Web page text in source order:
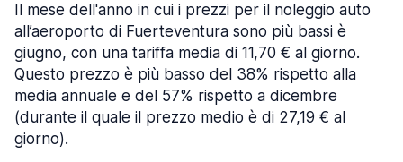
Il mese dell'anno in cui i prezzi per il noleggio auto
all’aeroporto di Fuerteventura sono più bassi è
giugno, con una tariffa media di 11,70 € al giorno.
Questo prezzo è più basso del 38% rispetto alla
media annuale e del 57% rispetto a dicembre
(durante il quale il prezzo medio è di 27,19 € al
giorno).